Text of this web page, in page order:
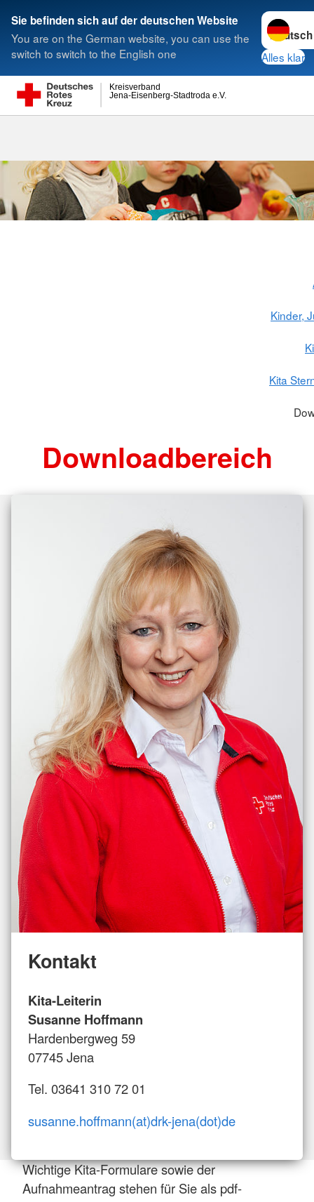
Sie befinden sich auf der deutschen Website
You are on the German website, you can use the
switch to switch to the English one
Sprache
Alles klar
Jena-Eisenberg-Stadtroda e.V.
Kreisverband
Suche
Kinder,
Kita
Downloadbereich
Kontakt
Kita-Leiterin
Susanne Hoffmann
Hardenbergweg 59
07745 Jena
Tel. 03641 310 72 01
susanne.hoffmann(at)drk-jena(dot)de
Wichtige Kita-Formulare sowie der
Aufnahmeantrag stehen für Sie als pdf-